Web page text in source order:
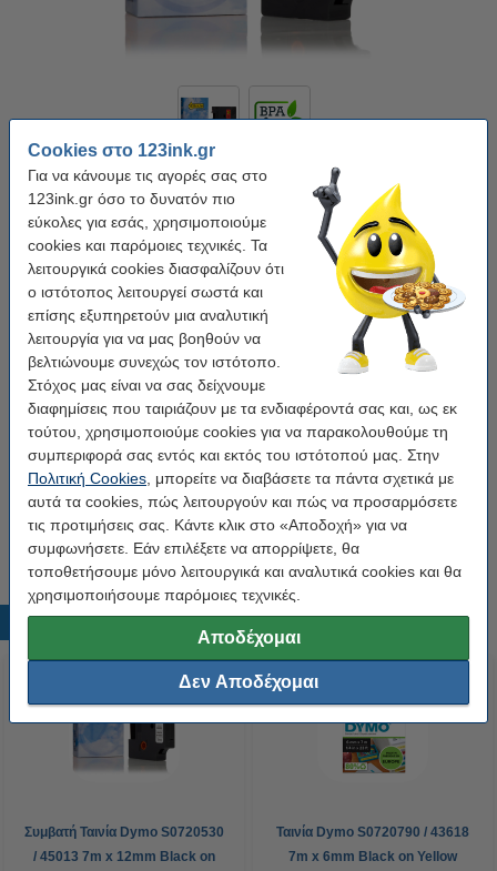
Cookies στο 123ink.gr
Για να κάνουμε τις αγορές σας στο
123ink.gr όσο το δυνατόν πιο
εύκολες για εσάς, χρησιμοποιούμε
cookies και παρόμοιες τεχνικές. Τα
λειτουργικά cookies διασφαλίζουν ότι
ο ιστότοπος λειτουργεί σωστά και
επίσης εξυπηρετούν μια αναλυτική
λειτουργία για να μας βοηθούν να
βελτιώνουμε συνεχώς τον ιστότοπο.
Στόχος μας είναι να σας δείχνουμε
διαφημίσεις που ταιριάζουν με τα ενδιαφέροντά σας και, ως εκ
τούτου, χρησιμοποιούμε cookies για να παρακολουθούμε τη
συμπεριφορά σας εντός και εκτός του ιστότοπού μας. Στην
Πολιτική Cookies , μπορείτε να διαβάσετε τα πάντα σχετικά με
αυτά τα cookies, πώς λειτουργούν και πώς να προσαρμόσετε
τις προτιμήσεις σας. Κάντε κλικ στο «Αποδοχή» για να
συμφωνήσετε. Εάν επιλέξετε να απορρίψετε, θα
τοποθετήσουμε μόνο λειτουργικά και αναλυτικά cookies και θα
χρησιμοποιήσουμε παρόμοιες τεχνικές.
Αποδέχομαι
Δεν Αποδέχομαι
Χρήση: πολυλειτουργικό Χρώμα κειμένου: Μαύρο Χρώμα ταινίας:
Διαστάσεις: 9 mm x 7 m
Διαστάσεις: 9 mm
19 mm 24 mm
Χρώμα:μαύρο σε κόκκινο
μαύρο σε κόκκινο
Κάνε κλικ για να δεις τα χαρακτηριστικά!
Εξοικονόμησε σχεδόν40%στην ταινία!
Άμεσα διαθέσιμο
Παράγγειλε τώρα, για άμεση παράδοση!
8,95 € Στο Καλάθι
Δημοφιλή προϊόντα
Συμβατή Ταινία Dymo S0720530
/ 45013 7m x 12mm Black on
Ταινία Dymo S0720790 / 43618
7m x 6mm Black on Yellow